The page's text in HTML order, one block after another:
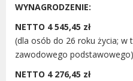
Komisje Rady
Terminarz
Uchwały Rady
Młodzieżowa
Rada Gospodarcza
WYNAGRODZENIE:
NETTO 4 545,45 zł
(dla osób do 26 roku życia; w
zawodowego podstawowego)
NETTO 4 276,45 zł